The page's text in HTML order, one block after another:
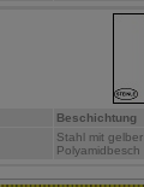
Beschichtung
Stahl mit gelber
Polyamidbesch